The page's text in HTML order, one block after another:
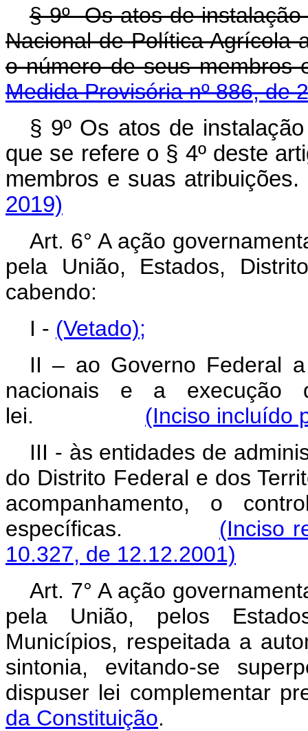
§ 9º Os atos de
Nacional de Política Agrícola
o número de seus
Medida Provisória nº 886, de
§ 9º Os atos de
que se refere o § 4º deste
membros e suas
2019)
Art. 6° A ação
pela União, Estados,
cabendo:
I - (Vetado);
II – ao Governo Federal
nacionais e a execução
lei.
(Inciso incluído
III - às entidades de
do Distrito Federal e dos
acompanhamento, o
específicas. (Inciso
10.327, de 12.12.2001)
Art. 7° A ação
pela União, pelos
Municípios, respeitada a
sintonia, evitando-se
dispuser lei complementar
da Constituição.